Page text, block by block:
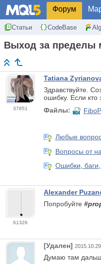
Форум
Статьи CodeBase
Выход за пределы
37851
Tatiana
Здравствуйте.
ошибку. Если кто
Файлы:
Любые
Вопросы от
Ошибки,
61326
Alexander
Попробуйте
[Удален]
Думаю там